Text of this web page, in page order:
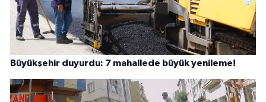
Büyükşehir duyurdu: 7 mahallede büyük yenileme!